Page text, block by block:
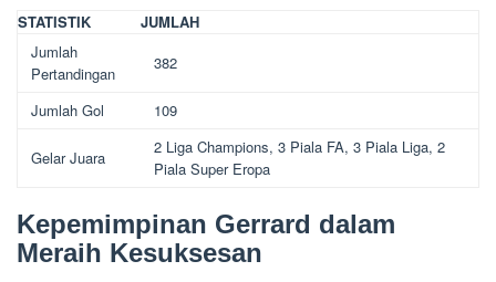
STATISTIK
JUMLAH
Jumlah
Pertandingan
382
Jumlah Gol 109
Gelar Juara
2 Liga Champions, 3 Piala FA, 3 Piala Liga, 2
Piala Super Eropa
Kepemimpinan Gerrard dalam
Meraih Kesuksesan